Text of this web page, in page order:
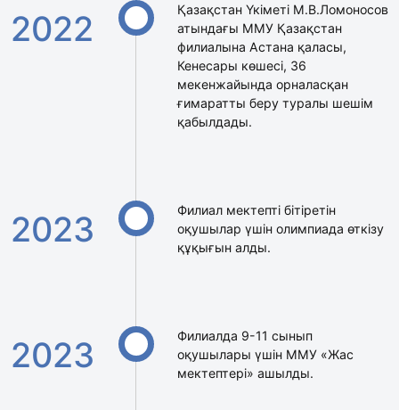
2022
Қазақстан Үкіметі М.В.Ломоносов
атындағы ММУ Қазақстан
филиалына Астана қаласы,
Кенесары көшесі, 36
мекенжайында орналасқан
ғимаратты беру туралы шешім
қабылдады.
2023
Филиал мектепті бітіретін
оқушылар үшін олимпиада өткізу
құқығын алды.
2023
Филиалда 9-11 сынып
оқушылары үшін ММУ «Жас
мектептері» ашылды.